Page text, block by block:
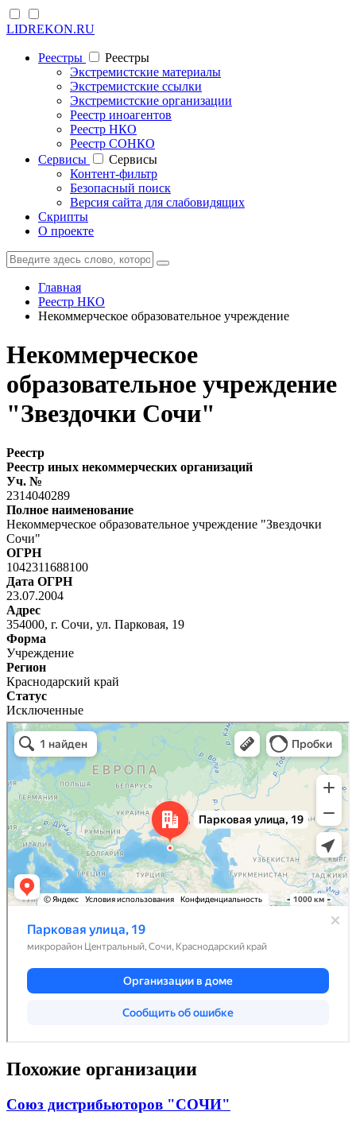
LIDREKON.RU
Реестры
Реестры
Экстремистские материалы
Экстремистские ссылки
Экстремистские организации
Реестр иноагентов
Реестр НКО
Реестр СОНКО
Cервисы
Cервисы
Контент-фильтр
Безопасный поиск
Версия сайта для слабовидящих
Скрипты
О проекте
Главная
Реестр НКО
Некоммерческое образовательное учреждение
Некоммерческое
образовательное учреждение
"Звездочки Сочи"
Реестр
Реестр иных некоммерческих организаций
Уч. №
2314040289
Полное наименование
Некоммерческое образовательное учреждение "Звездочки
Сочи"
ОГРН
1042311688100
Дата ОГРН
23.07.2004
Адрес
354000, г. Сочи, ул. Парковая, 19
Форма
Учреждение
Регион
Краснодарский край
Статус
Исключенные
Похожие организации
Союз дистрибьюторов "СОЧИ"